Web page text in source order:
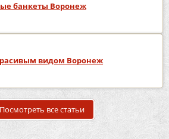
банкеты Воронеж
видом Воронеж
Посмотреть все статьи